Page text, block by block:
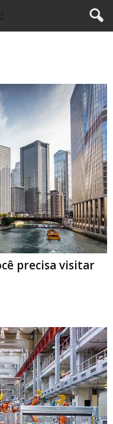
precisa visitar